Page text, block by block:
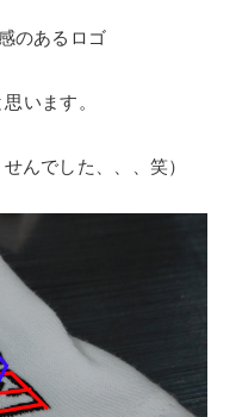
のあるロゴ
います。
んでした、、、笑）